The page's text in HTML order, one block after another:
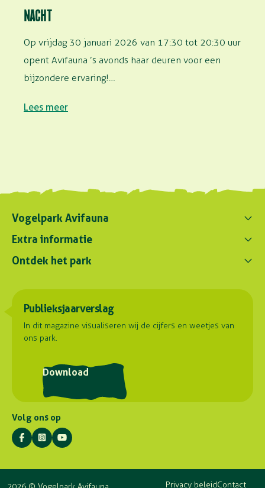
NACHT
Op vrijdag 30 januari 2026 van 17:30 tot 20:30 uur
opent Avifauna ’s avonds haar deuren voor een
bijzondere ervaring!…
Lees meer
Vogelpark Avifauna
Contact ons
0172 - 256 256
contact@avifauna.nl
Parkadres
Hoorn 59
2404 HG Alphen aan den Rijn
Routebeschrijving
Postadres
Stuyvesantlaan 23
2404 XN Alphen aan den Rijn
Extra informatie
Parkregelement
Duurzaamheid
Samenwerkingen
Contact
Ontdek het park
Onze dieren
Plattegrond
Publieksjaarverslag
In dit magazine visualiseren wij de cijfers en weetjes van
ons park.
Download
Volg ons op
Privacy beleidContact